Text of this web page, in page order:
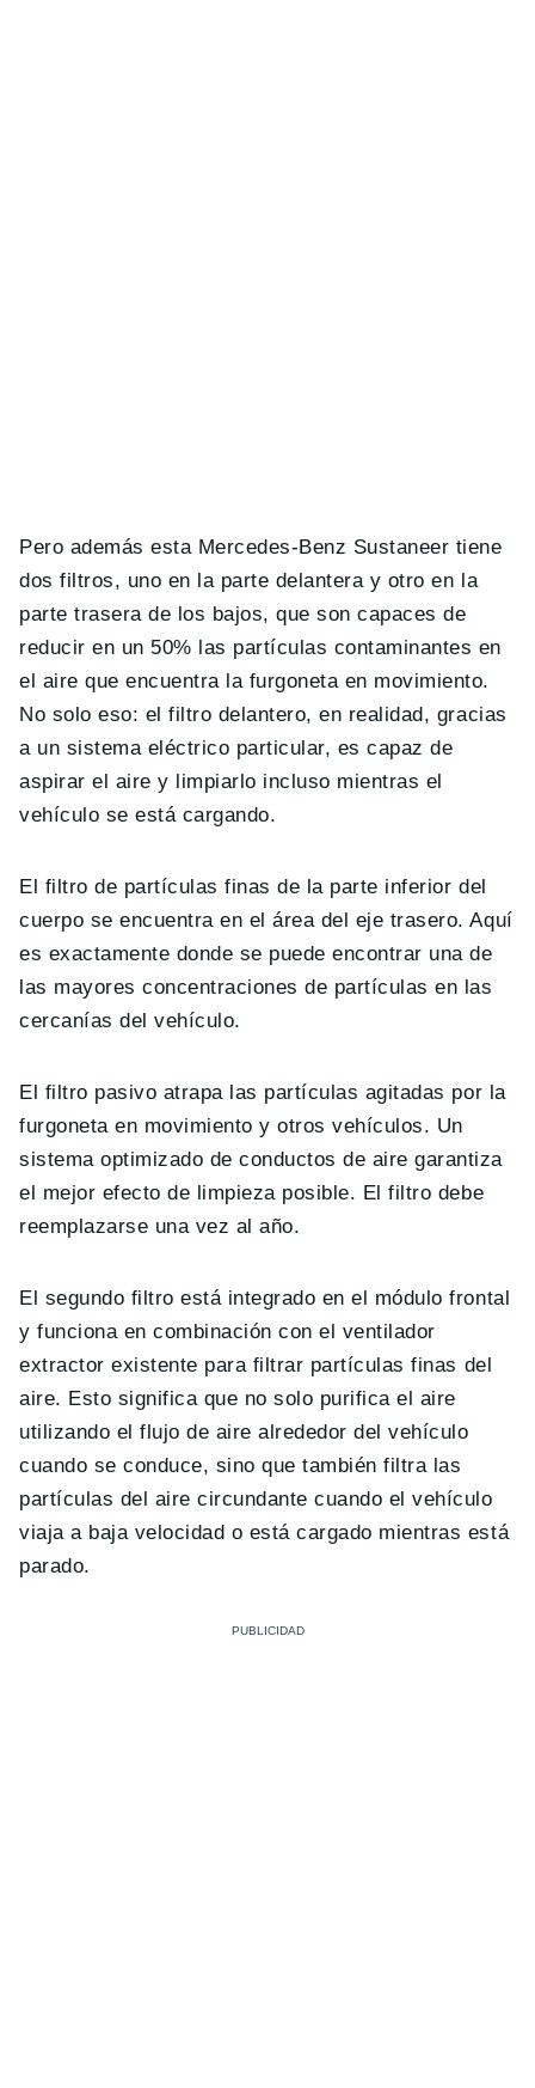
Pero además esta Mercedes-Benz Sustaneer tiene
dos filtros, uno en la parte delantera y otro en la
parte trasera de los bajos, que son capaces de
reducir en un 50% las partículas contaminantes en
el aire que encuentra la furgoneta en movimiento.
No solo eso: el filtro delantero, en realidad, gracias
a un sistema eléctrico particular, es capaz de
aspirar el aire y limpiarlo incluso mientras el
vehículo se está cargando.
El filtro de partículas finas de la parte inferior del
cuerpo se encuentra en el área del eje trasero. Aquí
es exactamente donde se puede encontrar una de
las mayores concentraciones de partículas en las
cercanías del vehículo.
El filtro pasivo atrapa las partículas agitadas por la
furgoneta en movimiento y otros vehículos. Un
sistema optimizado de conductos de aire garantiza
el mejor efecto de limpieza posible. El filtro debe
reemplazarse una vez al año.
El segundo filtro está integrado en el módulo frontal
y funciona en combinación con el ventilador
extractor existente para filtrar partículas finas del
aire. Esto significa que no solo purifica el aire
utilizando el flujo de aire alrededor del vehículo
cuando se conduce, sino que también filtra las
partículas del aire circundante cuando el vehículo
viaja a baja velocidad o está cargado mientras está
parado.